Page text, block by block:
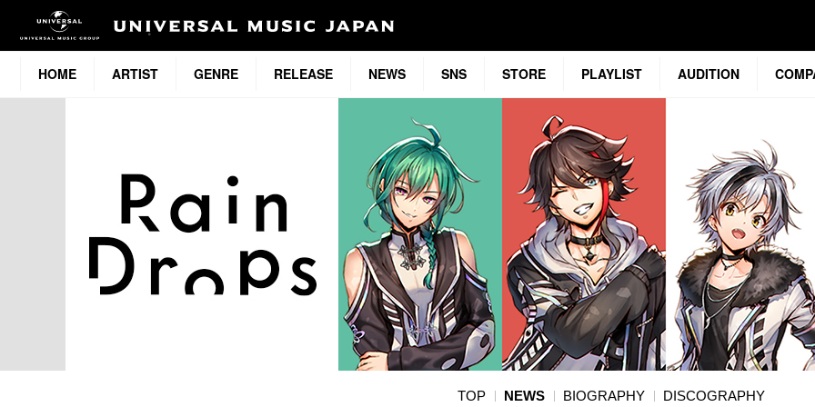
HOME ARTIST GENRE RELEASE NEWS SNS STORE PLAYLIST AUDITION
TOP NEWS BIOGRAPHY DISCOGRAPHY